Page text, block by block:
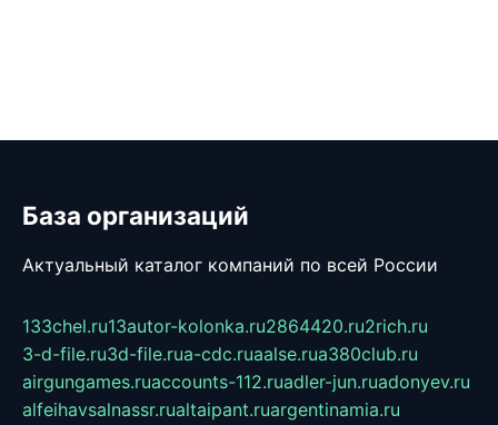
База организаций
Актуальный каталог компаний по всей России
133chel.ru13autor-kolonka.ru2864420.ru2rich.ru
3-d-file.ru3d-file.rua-cdc.ruaalse.rua380club.ru
airgungames.ruaccounts-112.ruadler-jun.ruadonyev.ru
alfeihavsalnassr.rualtaipant.ruargentinamia.ru